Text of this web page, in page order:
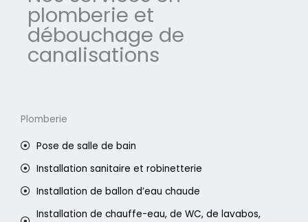
plomberie et
débouchage de
canalisations
Plomberie
Pose de salle de bain
Installation sanitaire et robinetterie
Installation de ballon d’eau chaude
Installation de chauffe-eau, de WC, de lavabos,